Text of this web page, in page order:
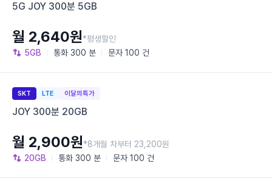
5G JOY 300분 5GB
5GB 통화 300 분 문자 100 건
월 2,640원*평생할인
SKT LTE 이달의특가
JOY 300분 20GB
20GB 통화 300 분 문자 100 건
월 2,900원*8개월 차부터 23,200원